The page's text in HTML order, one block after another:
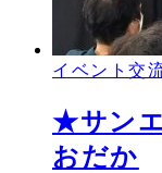
イベント交
★サン
おだか